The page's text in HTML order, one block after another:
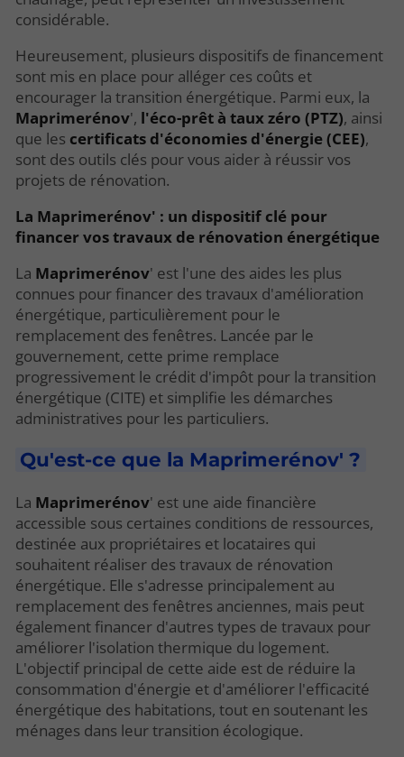
considérable.
Heureusement, plusieurs dispositifs de financement
sont mis en place pour alléger ces coûts et
encourager la transition énergétique. Parmi eux, la
Maprimerénov', l'éco-prêt à taux zéro (PTZ), ainsi
que les certificats d'économies d'énergie (CEE),
sont des outils clés pour vous aider à réussir vos
projets de rénovation.
La Maprimerénov' : un dispositif clé pour
financer vos travaux de rénovation énergétique
La Maprimerénov' est l'une des aides les plus
connues pour financer des travaux d'amélioration
énergétique, particulièrement pour le
remplacement des fenêtres. Lancée par le
gouvernement, cette prime remplace
progressivement le crédit d'impôt pour la transition
énergétique (CITE) et simplifie les démarches
administratives pour les particuliers.
Qu'est-ce que la Maprimerénov' ?
La Maprimerénov' est une aide financière
accessible sous certaines conditions de ressources,
destinée aux propriétaires et locataires qui
souhaitent réaliser des travaux de rénovation
énergétique. Elle s'adresse principalement au
remplacement des fenêtres anciennes, mais peut
également financer d'autres types de travaux pour
améliorer l'isolation thermique du logement.
L'objectif principal de cette aide est de réduire la
consommation d'énergie et d'améliorer l'efficacité
énergétique des habitations, tout en soutenant les
ménages dans leur transition écologique.